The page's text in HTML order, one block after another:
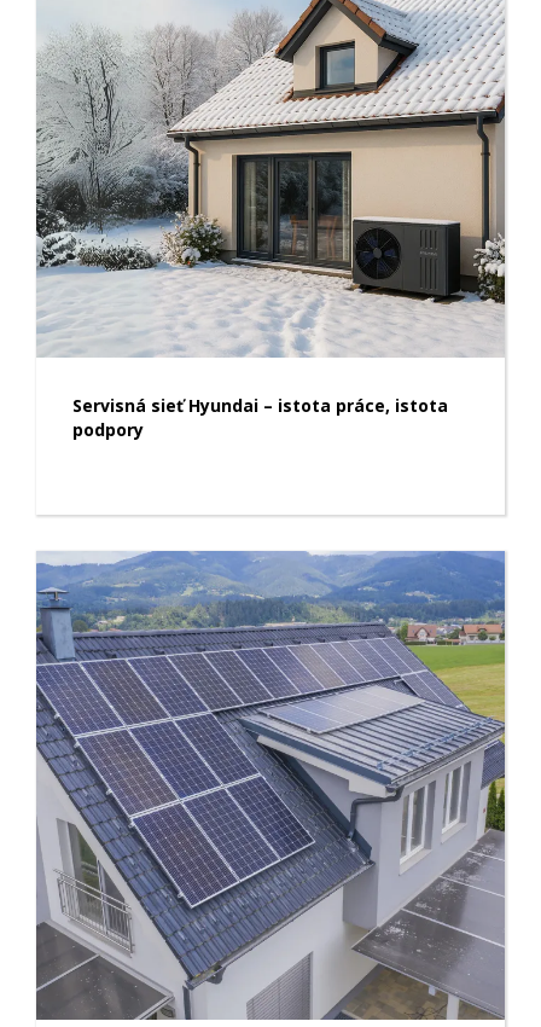
Servisná sieť Hyundai – istota práce, istota
podpory